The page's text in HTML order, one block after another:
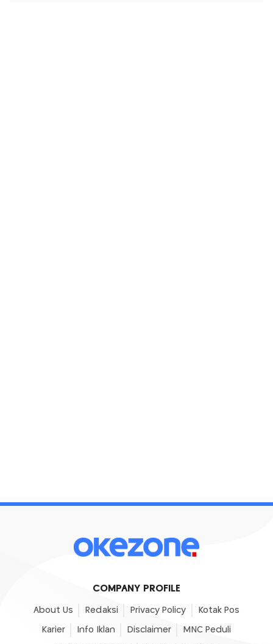
COMPANY PROFILE
About Us Redaksi Privacy Policy Kotak Pos
Karier Info Iklan Disclaimer MNC Peduli